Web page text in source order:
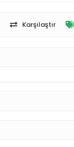
Karşılaştır